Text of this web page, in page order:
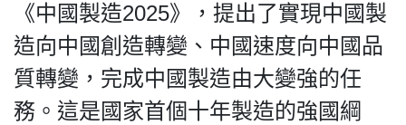
《中國製造2025》，提出了實現中國製
造向中國創造轉變、中國速度向中國品
質轉變，完成中國製造由大變強的任
務。這是國家首個十年製造的強國綱